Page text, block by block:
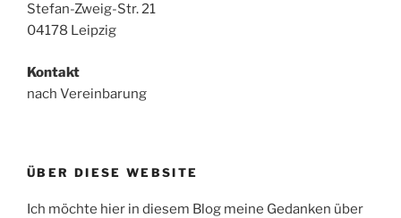
Stefan-Zweig-Str. 21
04178 Leipzig
Kontakt
nach Vereinbarung
ÜBER DIESE WEBSITE
Ich möchte hier in diesem Blog meine Gedanken über